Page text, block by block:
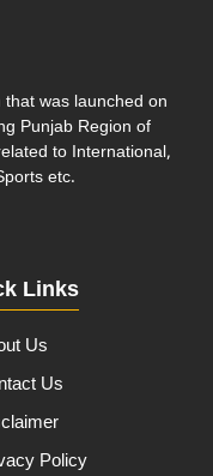
was launched on
Punjab Region of
to International,
etc.
Links
Us
Us
Policy